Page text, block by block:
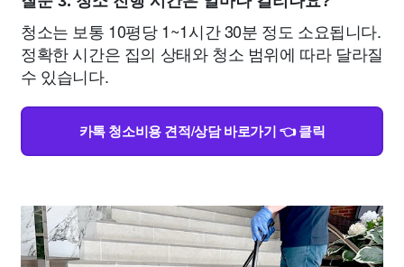
청소는 보통 10평당 1~1시간 30분 정도 소요됩니다.
정확한 시간은 집의 상태와 청소 범위에 따라 달라질
수 있습니다.
카톡 청소비용 견적/상담 바로가기 👈 클릭